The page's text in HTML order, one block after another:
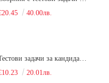
40.00лв.
Тестови задачи за кандидатстудентски изпит по биология. Сборник
20.01лв.